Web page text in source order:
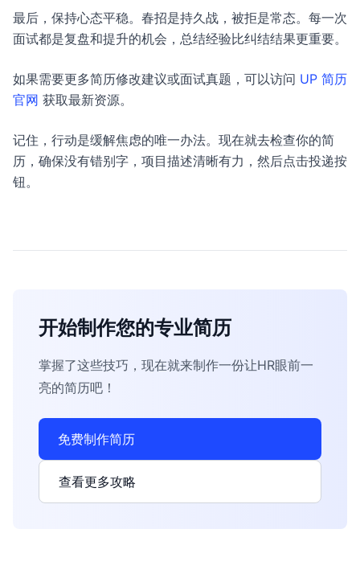
最后，保持心态平稳。春招是持久战，被拒是常态。每一次
面试都是复盘和提升的机会，总结经验比纠结结果更重要。
如果需要更多简历修改建议或面试真题，可以访问 UP 简历
官网 获取最新资源。
记住，行动是缓解焦虑的唯一办法。现在就去检查你的简
历，确保没有错别字，项目描述清晰有力，然后点击投递按
钮。
开始制作您的专业简历
掌握了这些技巧，现在就来制作一份让HR眼前一
亮的简历吧！
免费制作简历
查看更多攻略